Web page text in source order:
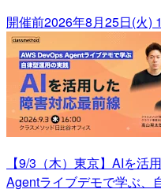
開催前2026年8月25日(火)
【9/3（木）東京】AIを活
Agentライブデモで学ぶ、